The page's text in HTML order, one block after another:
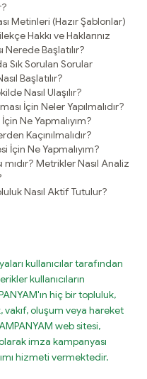
Metinleri (Hazır Şablonlar)
Hakkı ve Haklarınız
Başlatılır?
Sık Sorulan Sorular
Başlatılır?
Nasıl Ulaşılır?
İçin Neler Yapılmalıdır?
Ne Yapmalıyım?
Kaçınılmalıdır?
İçin Ne Yapmalıyım?
Metrikler Nasıl Analiz
Nasıl Aktif Tutulur?
kullanıcılar tarafından
kullanıcıların
hiç bir topluluk,
oluşum veya hareket
web sitesi,
imza kampanyası
hizmeti vermektedir.